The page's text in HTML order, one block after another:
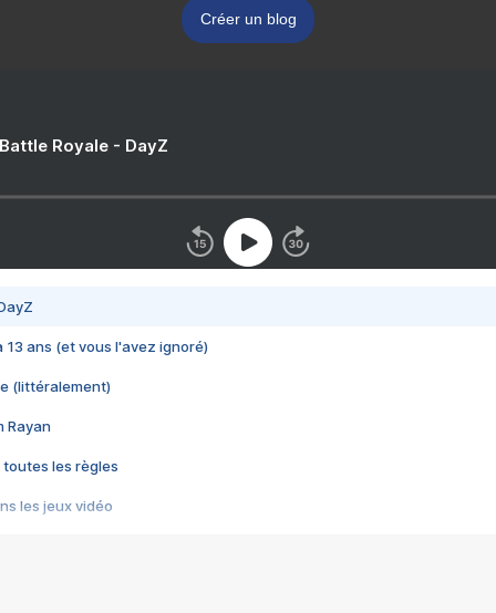
Créer un blog
Royale - DayZ
13 ans (et vous l'avez ignoré)
(littéralement)
Rayan
toutes les règles
les jeux vidéo